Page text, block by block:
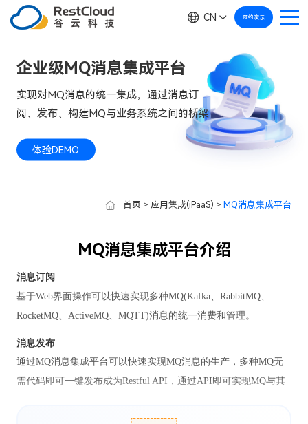
CN 预约演示
企业级MQ消息集成平台
实现对MQ消息的统一集成，通过消息订
阅、发布、构建MQ与业务系统之间的桥梁
体验DEMO
首页 > 应用集成(iPaaS) > MQ消息集成平台
MQ消息集成平台介绍
消息订阅
基于Web界面操作可以快速实现多种MQ(Kafka、RabbitMQ、
RocketMQ、ActiveMQ、MQTT)消息的统一消费和管理。
消息发布
通过MQ消息集成平台可以快速实现MQ消息的生产，多种MQ无
需代码即可一键发布成为Restful API，通过API即可实现MQ与其